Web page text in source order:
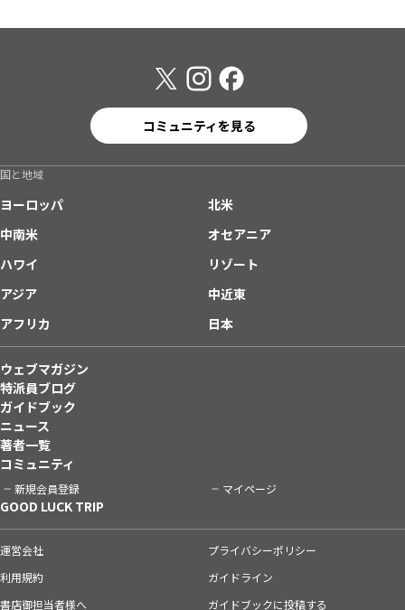
コミュニティを見る
国と地域
ヨーロッパ
北米
中南米
オセアニア
ハワイ
リゾート
アジア
中近東
アフリカ
日本
ウェブマガジン
特派員ブログ
ガイドブック
ニュース
著者一覧
コミュニティ
新規会員登録 マイページ
GOOD LUCK TRIP
運営会社
プライバシーポリシー
利用規約
ガイドライン
書店御担当者様へ
ガイドブックに投稿する